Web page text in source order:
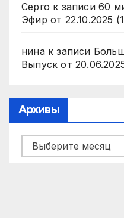
Серго к записи 60
Эфир от 22.10.2025
нинак записи
Выпуск от
Архивы
Архивы